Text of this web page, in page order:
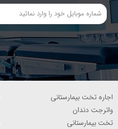
اجاره تخت بیمارستانی
واترجت دندان
تخت بیمارستانی